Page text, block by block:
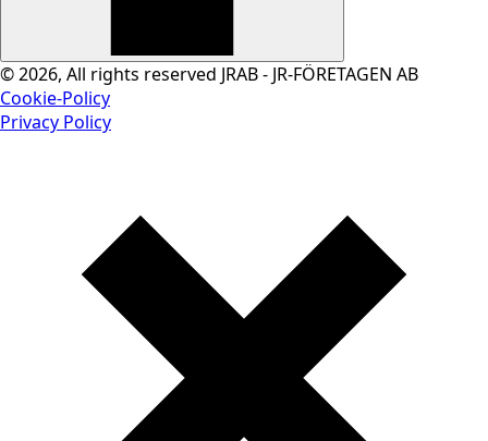
© 2026, All rights reserved JRAB - JR-FÖRETAGEN AB
Cookie-Policy
Privacy Policy